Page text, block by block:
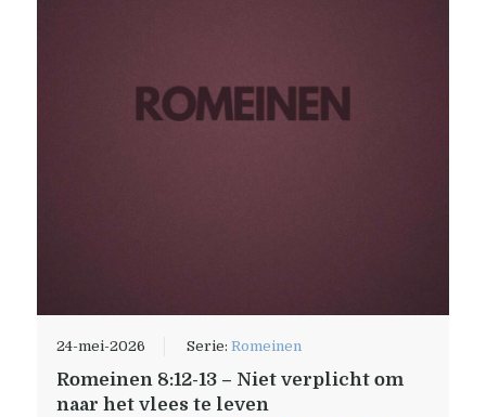
24-mei-2026 Serie: Romeinen
Romeinen 8:12-13 – Niet verplicht om
naar het vlees te leven